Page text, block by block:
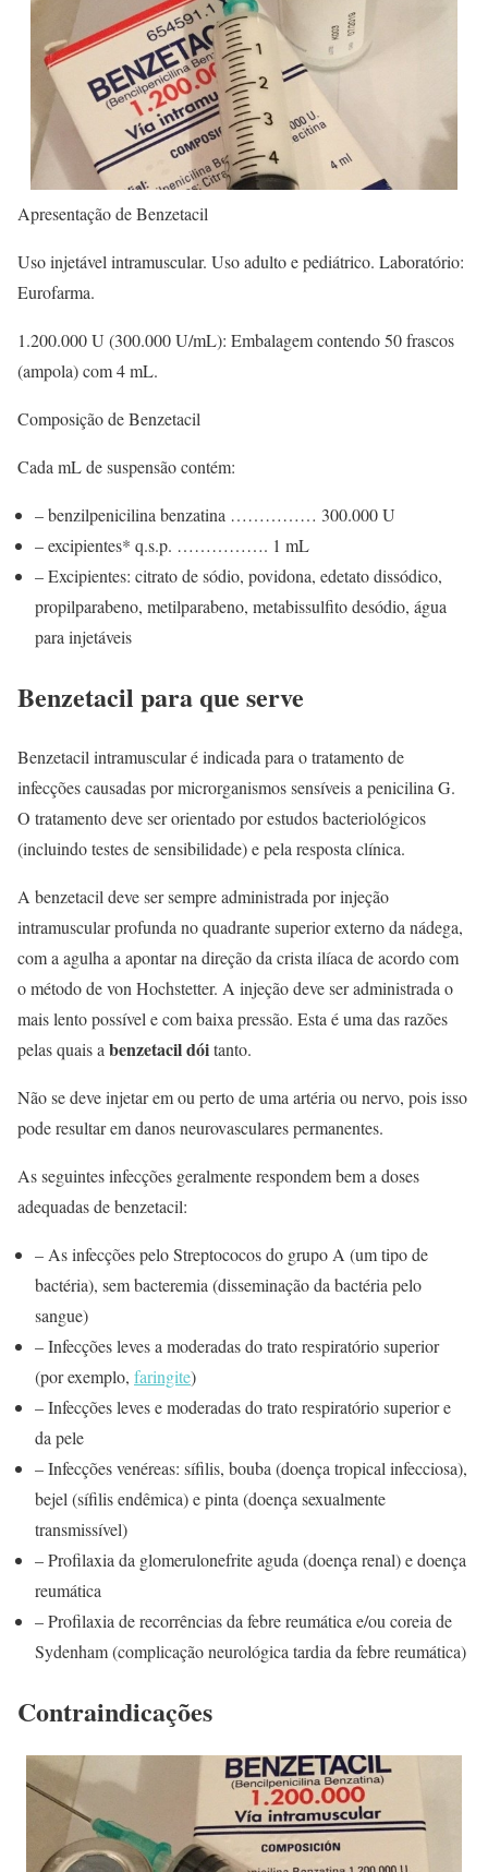
Apresentação de Benzetacil
Uso injetável intramuscular. Uso adulto e pediátrico. Laboratório:
Eurofarma.
1.200.000 U (300.000 U/mL): Embalagem contendo 50 frascos
(ampola) com 4 mL.
Composição de Benzetacil
Cada mL de suspensão contém:
– benzilpenicilina benzatina …………… 300.000 U
– excipientes* q.s.p. ……………. 1 mL
– Excipientes: citrato de sódio, povidona, edetato dissódico,
propilparabeno, metilparabeno, metabissulfito desódio, água
para injetáveis
Benzetacil para que serve
Benzetacil intramuscular é indicada para o tratamento de
infecções causadas por microrganismos sensíveis a penicilina G.
O tratamento deve ser orientado por estudos bacteriológicos
(incluindo testes de sensibilidade) e pela resposta clínica.
A benzetacil deve ser sempre administrada por injeção
intramuscular profunda no quadrante superior externo da nádega,
com a agulha a apontar na direção da crista ilíaca de acordo com
o método de von Hochstetter. A injeção deve ser administrada o
mais lento possível e com baixa pressão. Esta é uma das razões
pelas quais a benzetacil dóitanto.
Não se deve injetar em ou perto de uma artéria ou nervo, pois isso
pode resultar em danos neurovasculares permanentes.
As seguintes infecções geralmente respondem bem a doses
adequadas de benzetacil:
– As infecções pelo Streptococos do grupo A (um tipo de
bactéria), sem bacteremia (disseminação da bactéria pelo
sangue)
– Infecções leves a moderadas do trato respiratório superior
(por exemplo, faringite)
– Infecções leves e moderadas do trato respiratório superior e
da pele
– Infecções venéreas: sífilis, bouba (doença tropical infecciosa),
bejel (sífilis endêmica) e pinta (doença sexualmente
transmissível)
– Profilaxia da glomerulonefrite aguda (doença renal) e doença
reumática
– Profilaxia de recorrências da febre reumática e/ou coreia de
Sydenham (complicação neurológica tardia da febre reumática)
Contraindicações